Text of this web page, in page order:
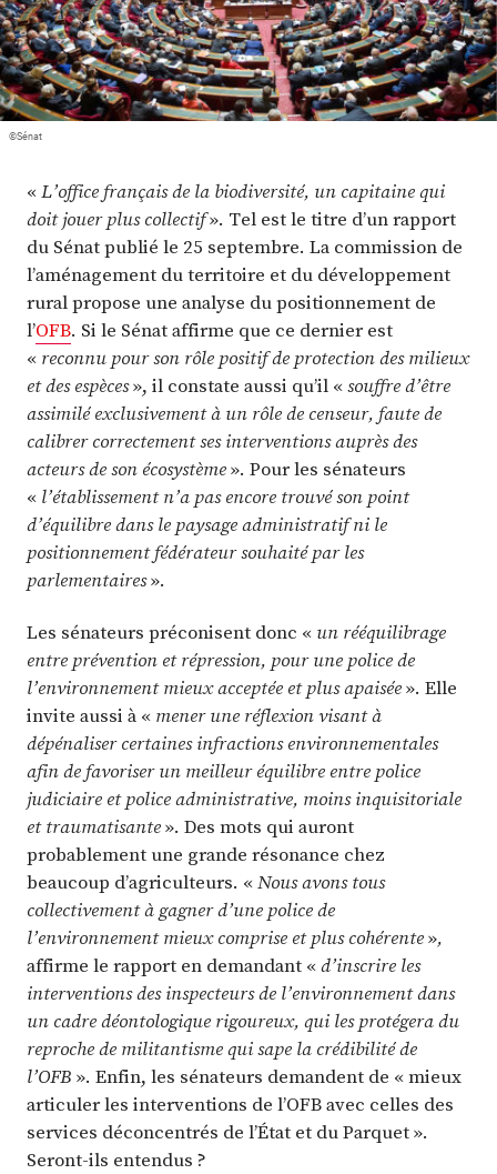
Plus
Abonnez-vous
©Sénat
«L’office français de la biodiversité, un capitaine qui
doit jouer plus collectif». Tel est le titre d’un rapport
du Sénat publié le 25 septembre. La commission de
l’aménagement du territoire et du développement
rural propose une analyse du positionnement de
l’OFB. Si le Sénat affirme que ce dernier est
« reconnu pour son rôle positif de protection des milieux
et des espèces», il constate aussi qu’il «souffre d’être
assimilé exclusivement à un rôle de censeur, faute de
calibrer correctement ses interventions auprès des
acteurs de son écosystème». Pour les sénateurs
« l’établissement n’a pas encore trouvé son point
d’équilibre dans le paysage administratif ni le
positionnement fédérateur souhaité par les
parlementaires».
Les sénateurs préconisent donc « un rééquilibrage
entre prévention et répression, pour une police de
l’environnement mieux acceptée et plus apaisée». Elle
invite aussi à « mener une réflexion visant à
dépénaliser certaines infractions environnementales
afin de favoriser un meilleur équilibre entre police
judiciaire et police administrative, moins inquisitoriale
et traumatisante». Des mots qui auront
probablement une grande résonance chez
beaucoup d’agriculteurs. «Nous avons tous
collectivement à gagner d’une police de
l’environnement mieux comprise et plus cohérente»,
affirme le rapport en demandant «d’inscrire les
interventions des inspecteurs de l’environnement dans
un cadre déontologique rigoureux, qui les protégera du
reproche de militantisme qui sape la crédibilité de
l’OFB ». Enfin, les sénateurs demandent de « mieux
articuler les interventions de l’OFB avec celles des
services déconcentrés de l’État et du Parquet ».
Seront-ils entendus ?